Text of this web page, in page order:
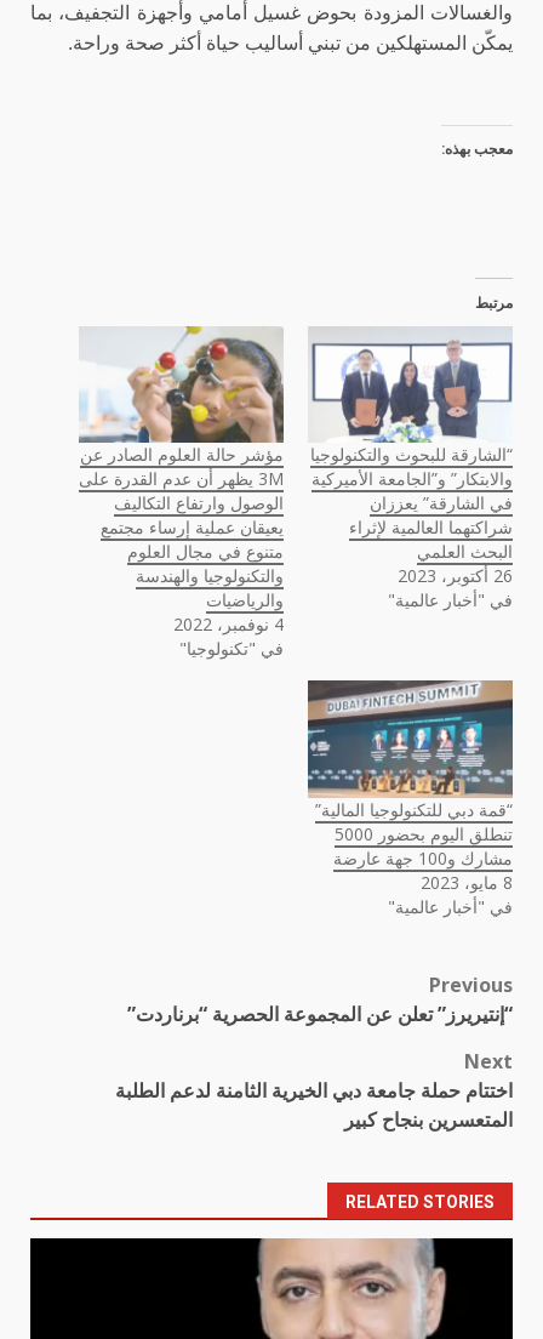
والغسالات المزودة بحوض غسيل أمامي وأجهزة التجفيف، بما
يمكّن المستهلكين من تبني أساليب حياة أكثر صحة وراحة.
معجب بهذه:
مرتبط
“الشارقة للبحوث والتكنولوجيا
والابتكار” و”الجامعة الأميركية
في الشارقة” يعززان
شراكتهما العالمية لإثراء
البحث العلمي
26 أكتوبر، 2023
في "أخبار عالمية"
مؤشر حالة العلوم الصادر عن
3M يظهر أن عدم القدرة على
الوصول وارتفاع التكاليف
يعيقان عملية إرساء مجتمع
متنوع في مجال العلوم
والتكنولوجيا والهندسة
والرياضيات
4 نوفمبر، 2022
في "تكنولوجيا"
“قمة دبي للتكنولوجيا المالية”
تنطلق اليوم بحضور 5000
مشارك و100 جهة عارضة
8 مايو، 2023
في "أخبار عالمية"
Post
navigation
Previous
“إنتيريرز” تعلن عن المجموعة الحصرية “برناردت”
Next
اختتام حملة جامعة دبي الخيرية الثامنة لدعم الطلبة
المتعسرين بنجاح كبير
RELATED STORIES